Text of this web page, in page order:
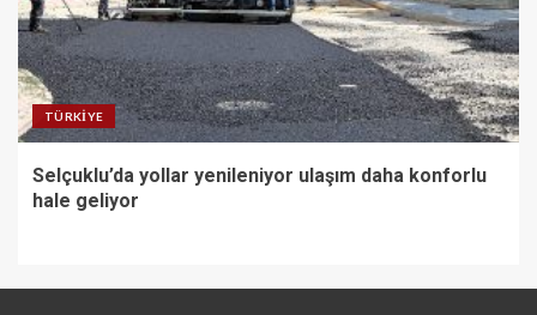
TÜRKIYE
Selçuklu’da yollar yenileniyor ulaşım daha konforlu
hale geliyor